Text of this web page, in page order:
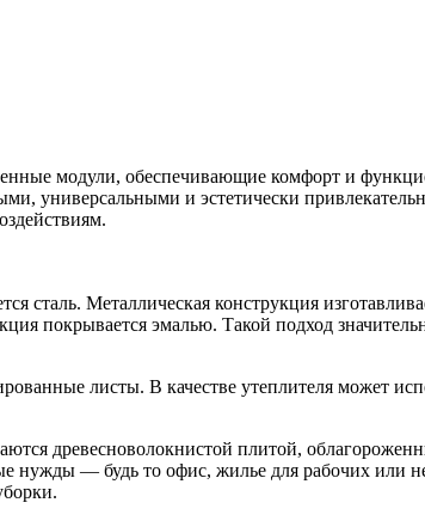
модули, обеспечивающие комфорт и
универсальными и эстетически
сталь. Металлическая конструкция
покрывается эмалью. Такой подход
листы. В качестве утеплителя может
древесноволокнистой плитой,
нужды — будь то офис, жилье для рабочих или